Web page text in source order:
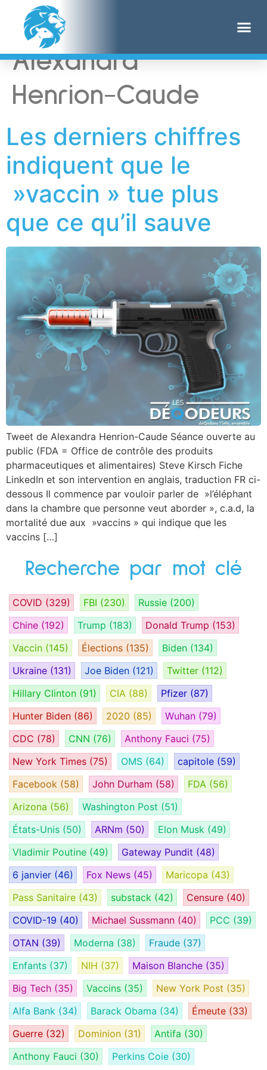
Étiquette :
Alexandra
Henrion-Caude
Les derniers chiffres
indiquent que le
»vaccin » tue plus
que ce qu’il sauve
Tweet de Alexandra Henrion-Caude Séance ouverte au
public (FDA = Office de contrôle des produits
pharmaceutiques et alimentaires) Steve Kirsch Fiche
LinkedIn et son intervention en anglais, traduction FR ci-
dessous Il commence par vouloir parler de »l’éléphant
dans la chambre que personne veut aborder », c.a.d, la
mortalité due aux »vaccins » qui indique que les
vaccins […]
Recherche par mot clé
COVID (329) FBI (230) Russie (200)
Chine (192) Trump (183) Donald Trump (153)
Vaccin (145) Élections (135) Biden (134)
Ukraine (131) Joe Biden (121) Twitter (112)
Hillary Clinton (91) CIA (88) Pfizer (87)
Hunter Biden (86) 2020 (85) Wuhan (79)
CDC (78) CNN (76) Anthony Fauci (75)
New York Times (75) OMS (64) capitole (59)
Facebook (58) John Durham (58) FDA (56)
Arizona (56) Washington Post (51)
États-Unis (50) ARNm (50) Elon Musk (49)
Vladimir Poutine (49) Gateway Pundit (48)
6 janvier (46) Fox News (45) Maricopa (43)
Pass Sanitaire (43) substack (42) Censure (40)
COVID-19 (40) Michael Sussmann (40) PCC (39)
OTAN (39) Moderna (38) Fraude (37)
Enfants (37) NIH (37) Maison Blanche (35)
Big Tech (35) Vaccins (35) New York Post (35)
Alfa Bank (34) Barack Obama (34) Émeute (33)
Guerre (32) Dominion (31) Antifa (30)
Anthony Fauci (30) Perkins Coie (30)